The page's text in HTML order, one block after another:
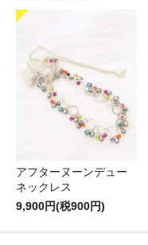
アフターヌーンデュー
ネックレス
9,900円(税900円)